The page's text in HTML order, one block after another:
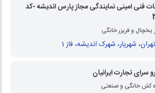
فنی امینی نمایندگی مجاز پارس اندیشه -کد
یخچال و فریزر خانگی
تهران، شهریار، شهرک اندیشه، فاز 1
سرای تجارت ایرانیان
کش خانگی و صنعتی